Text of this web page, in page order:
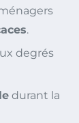
.
degrés
durant la